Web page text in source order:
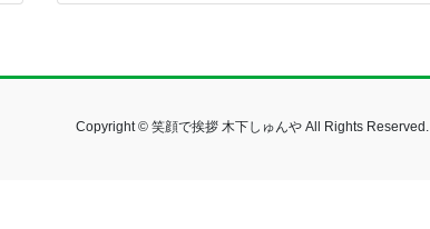
Copyright © 笑顔で挨拶 木下しゅんや All Rights Reserved.